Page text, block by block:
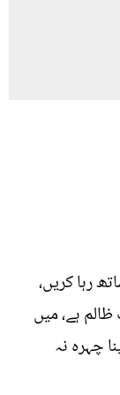
رہا کریں،
ہے، میں
چہرہ نہ